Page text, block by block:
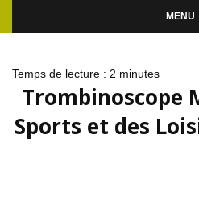
MENU
Temps de lecture : 2 minutes
Trombinoscope
Sports et des